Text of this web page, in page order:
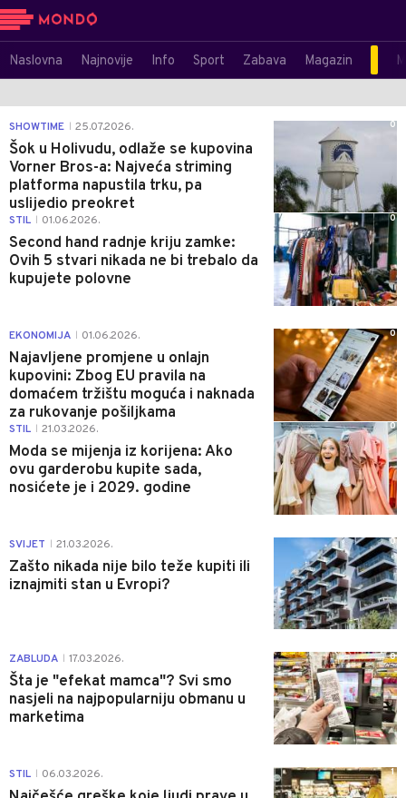
Naslovna Najnovije Info Sport Zabava Magazin
SHOWTIME 25.07.2026.
Šok u Holivudu, odlaže se kupovina
Vorner Bros-a: Najveća striming
platforma napustila trku, pa
uslijedio preokret
0
STIL 01.06.2026.
Second hand radnje kriju zamke:
Ovih 5 stvari nikada ne bi trebalo da
kupujete polovne
0
EKONOMIJA 01.06.2026.
Najavljene promjene u onlajn
kupovini: Zbog EU pravila na
domaćem tržištu moguća i naknada
za rukovanje pošiljkama
0
STIL 21.03.2026.
Moda se mijenja iz korijena: Ako
ovu garderobu kupite sada,
nosićete je i 2029. godine
0
SVIJET 21.03.2026.
Zašto nikada nije bilo teže kupiti ili
iznajmiti stan u Evropi?
0
ZABLUDA 17.03.2026.
Šta je "efekat mamca"? Svi smo
nasjeli na najpopularniju obmanu u
marketima
0
STIL 06.03.2026. 1